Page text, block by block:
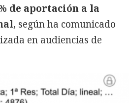
de aportación a la
, según ha comunicado
en audiencias de